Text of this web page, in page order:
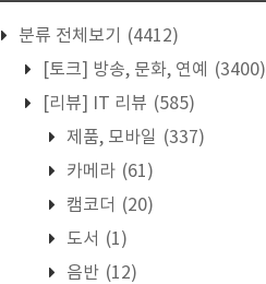
분류 전체보기
(4412)
[토크] 방송, 문화, 연예
(3400)
[리뷰] IT 리뷰 (585)
제품, 모바일 (337)
카메라 (61)
캠코더 (20)
도서 (1)
음반 (12)